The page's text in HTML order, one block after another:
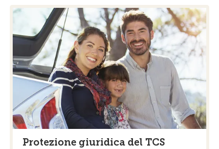
Protezione giuridica del TCS